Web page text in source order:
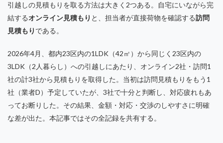
引越しの見積もりを取る方法は大きく2つある。自宅にいながら完
結するオンライン見積もり と、担当者が直接荷物を確認する訪問
見積もり である。
2026年4月、都内23区内の1LDK（42㎡）から同じく23区内の
3LDK（2人暮らし）への引越しにあたり、オンライン2社・訪問1
社の計3社から見積もりを取得した。当初は訪問見積もりをもう1
社（業者D）予定していたが、3社で十分と判断し、対応疲れもあ
ってお断りした。その結果、金額・対応・交渉のしやすさに明確
な差が出た。本記事ではその全記録を共有する。